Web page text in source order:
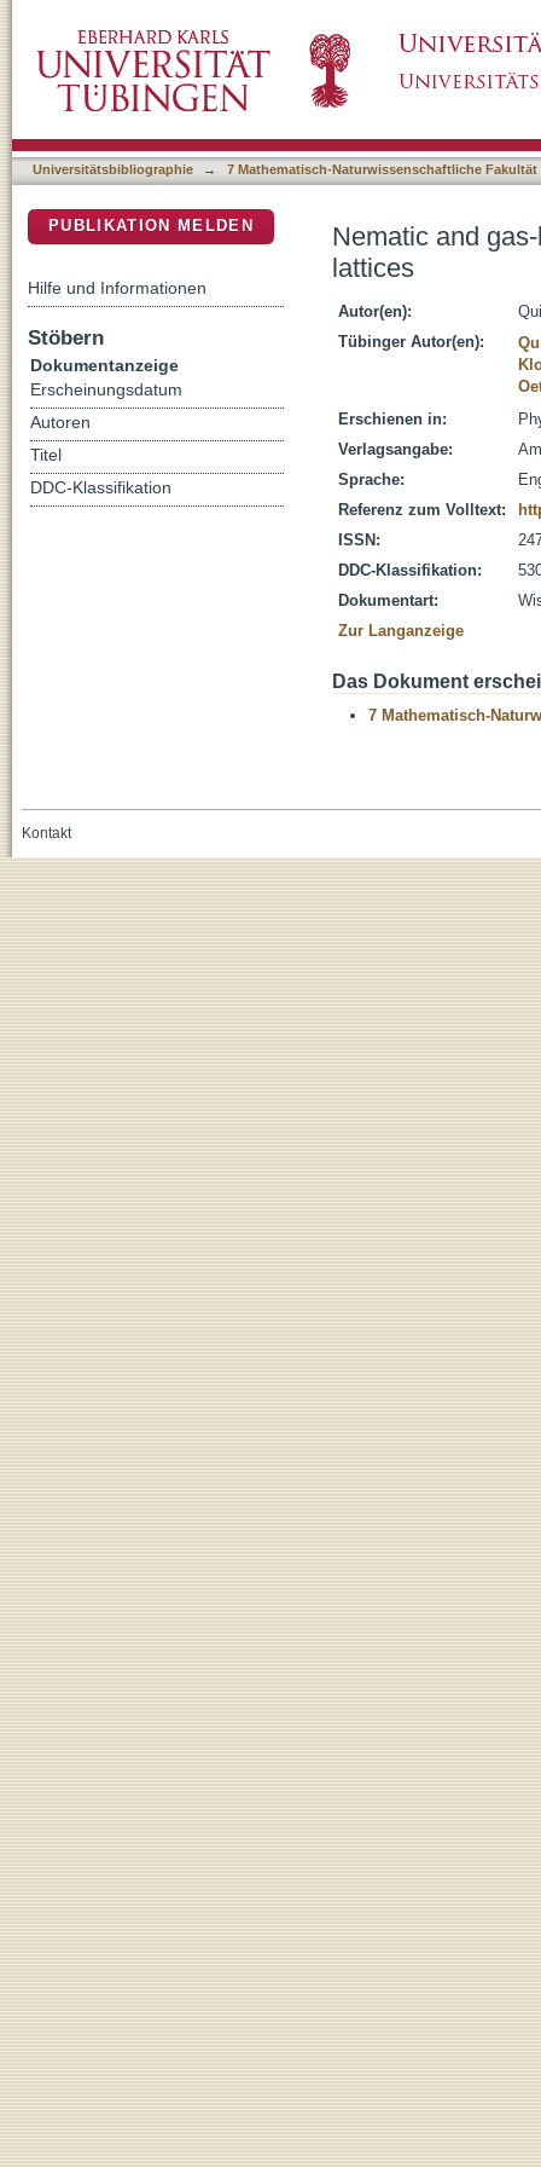
Universitätsbibliographie → 7 Mathematisch-Naturwissenschaftliche Fakultät
Nematic and
lattices
Autor(en):
Tübinger Autor(en):
Erschienen in:
Verlagsangabe:
Sprache:
Referenz zum Volltext:
ISSN:
DDC-Klassifikation:
Dokumentart:
Zur Langanzeige
Das Dokument
7 Mathematisch-
PUBLIKATION MELDEN
Hilfe und Informationen
Stöbern
Dokumentanzeige
Erscheinungsdatum
Autoren
Titel
DDC-Klassifikation
Kontakt